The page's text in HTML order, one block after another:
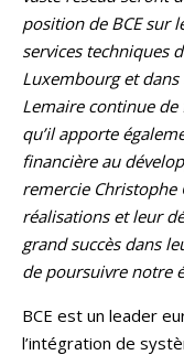
position de BCE sur
services techniques
Luxembourg et dans
Lemaire continue de
qu’il apporte
financière au
remercie Christophe
réalisations et leur
grand succès dans
de poursuivre notre
BCE est un leader
l’intégration de